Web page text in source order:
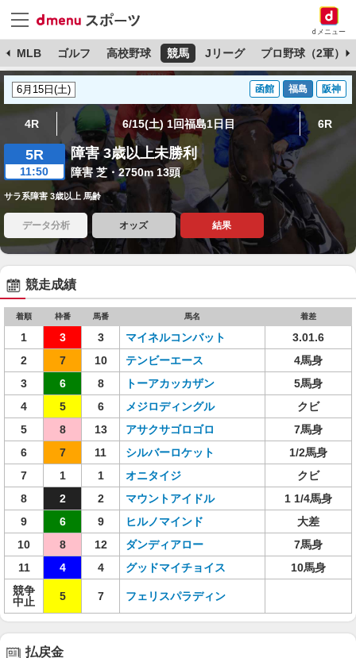
dメニュー
MLB ゴルフ 高校野球 競馬 Jリーグ プロ野球（2軍）
函館 福島 阪神
4R 6/15(土) 1回福島1日目 6R
5R
11:50
障害 3歳以上未勝利
障害 芝・2750m 13頭
サラ系障害 3歳以上 馬齢
データ分析 オッズ 結果
競走成績
着順 枠番 馬番 馬名 着差
1 3 3 マイネルコンバット
3.01.6
2
7 10 テンビーエース
4馬身
3
6 8 トーアカッカザン
5馬身
4
5 6 メジロディングル
クビ
5
8 13 アサクサゴロゴロ
7馬身
6
7 11 シルバーロケット
1/2馬身
7
1 1 オニタイジ
クビ
8
2 2 マウントアイドル
1 1/4馬身
9
6 9 ヒルノマインド
大差
10
8 12 ダンディアロー
7馬身
11
4 4 グッドマイチョイス
10馬身
競争
中止
5 7 フェリスパラディン
払戻金